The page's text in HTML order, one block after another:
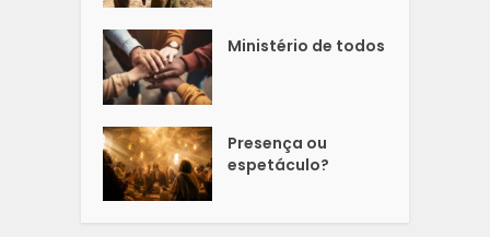
Ministério de todos
Presença ou
espetáculo?